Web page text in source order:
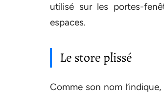
utilisé sur les portes-
espaces.
Le store plissé
Comme son nom